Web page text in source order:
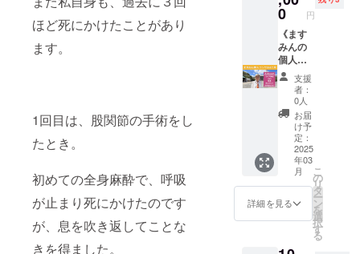
ほど死にかけたことがあり
ます。
1回目は、股関節の手術をし
たとき。
初めての全身麻酔で、呼吸
が止まり死にかけたのです
が、息を吹き返してことな
きを得ました。
可能な
期間】
2025年
2月～
2026年
2月 ☆
なおさ
んプロ
フィー
ル 2017
年に自
身が所
属して
いた団
体でク
ラウド
ファン
ディン
挑戦し
官山
（詳細
は支援
者の方
にご連
絡いた
しま
す） ※
画像の
メ
ニュー
はイ
メージ
です ◇
えほん
て サイ
ズ：
×148m
ティー
につい
て 開催
日時：
2025年
2月23日
（日）
11:00～
14:30（
受付
10:30〜
） 場
所：東
京都渋
官山
（詳細
はイ
です ◇
えほん
につい
て サイ
ズ：
148mm
×148m
m 正方
形 出版
社：い
しだえ
ほん
出版）
ページ
ます ※
公序良
俗に反
する内
容や、
反社又
はネッ
トワー
クビジ
ネスに
関わる
方や商
品サー
ビスに
ついて
のライ
ング撮
影会」
に1回ご
参加い
ただけ
ます ・
時間枠
「10:00
から
12:00」
「14:00
から
16:00」
をオプ
ション
間） ・
絵本を
10冊お
届けし
ます ・
お名前
ポエム2
枚 ・国
内送料
込み ※
イベン
ト開催
日時の
詳細は
メー
ル、
メッ
セージ
いたし
ます！
あなた
の開催
するイ
ベント
へのコ
ラボ登
壇も可
能です
（読み
聞かせ
やトー
クな
ど、内
容はご
相談く
ださ
0 円
《ます
みんの
個人コ
ンサル
6ヶ月》
週3回の
透析を
しなが
ら全国
を飛び
回って
活動す
るます
みん
が、ク
ラウド
支援
者：
0人
お届
け予
定：
2025
年03
月
詳細を見る
こ
の
リ
タ
ー
ン
を
選
択
す
る